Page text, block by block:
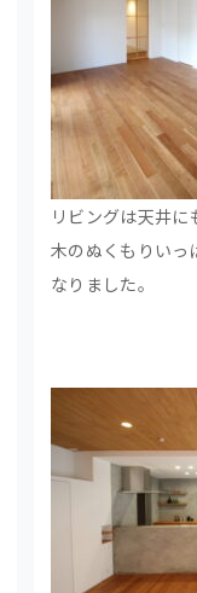
リビングは天井に
木のぬくもりいっ
なりました。